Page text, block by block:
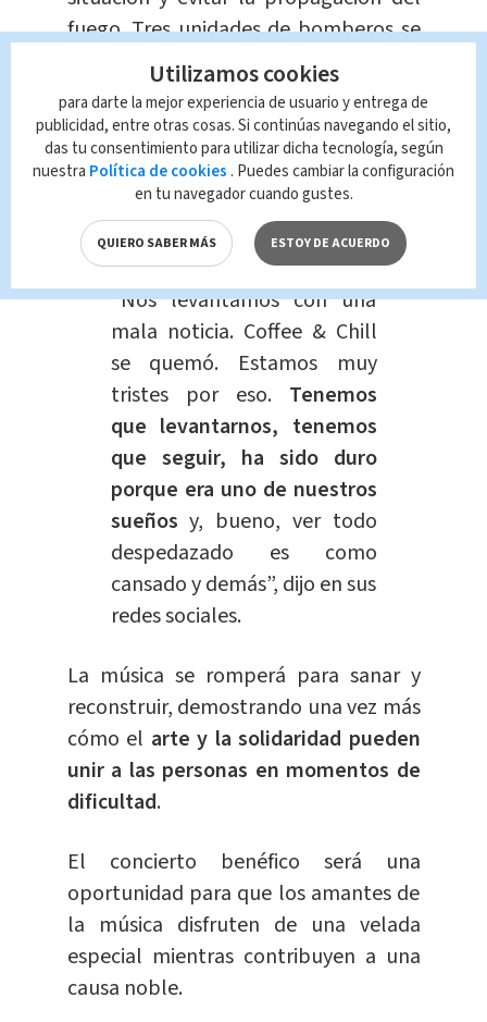
fuego. Tres unidades de bomberos se
movilizaron y lograron contener el
incendio a las7:02 am.
Entre los propietarios afectados se
encuentra el reconocidoexfutbolista
Alonso Solís, quien compartió la triste
noticia a través de sus redes sociales.
“Nos levantamos con una
mala noticia. Coffee & Chill
se quemó. Estamos muy
tristes por eso.Tenemos
que levantarnos, tenemos
que seguir, ha sido duro
porque era uno de nuestros
sueños y, bueno, ver todo
despedazado es como
cansado y demás”, dijo en sus
redes sociales.
La música se romperá para sanar y
reconstruir, demostrando una vez más
cómo el arte y la solidaridad pueden
unir a las personas en momentos de
dificultad.
El concierto benéfico será una
oportunidad para que los amantes de
la música disfruten de una velada
especial mientras contribuyen a una
causa noble.
Utilizamos cookies
para darte la mejor experiencia de usuario y entrega de
publicidad, entre otras cosas. Si continúas navegando el sitio,
das tu consentimiento para utilizar dicha tecnología, según
nuestra Política de cookies . Puedes cambiar la configuración
en tu navegador cuando gustes.
QUIERO SABER MÁS ESTOY DE ACUERDO